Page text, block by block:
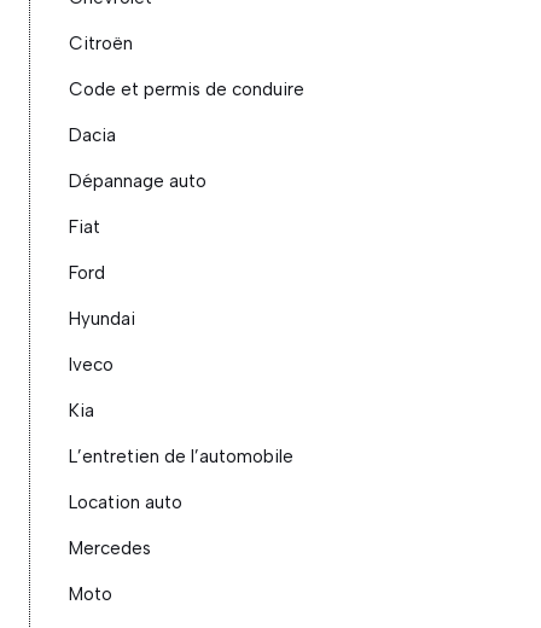
Citroën
Code et permis de conduire
Dacia
Dépannage auto
Fiat
Ford
Hyundai
Iveco
Kia
L’entretien de l’automobile
Location auto
Mercedes
Moto